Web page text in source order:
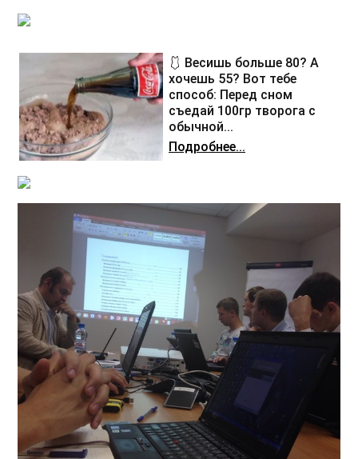
🩱 Весишь больше 80? А
хочешь 55? Вот тебе
способ: Перед сном
съедай 100гр творога с
обычной...
Подробнее...